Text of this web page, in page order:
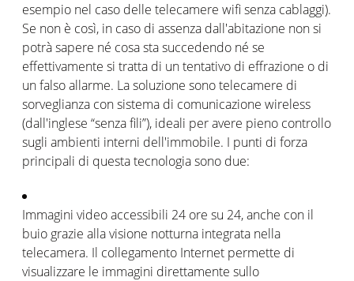
esempio nel caso delle telecamere wifi senza cablaggi).
Se non è così, in caso di assenza dall'abitazione non si
potrà sapere né cosa sta succedendo né se
effettivamente si tratta di un tentativo di effrazione o di
un falso allarme. La soluzione sono telecamere di
sorveglianza con sistema di comunicazione wireless
(dall'inglese “senza fili”), ideali per avere pieno controllo
sugli ambienti interni dell'immobile. I punti di forza
principali di questa tecnologia sono due:
Immagini video accessibili 24 ore su 24, anche con il
buio grazie alla visione notturna integrata nella
telecamera. Il collegamento Internet permette di
visualizzare le immagini direttamente sullo